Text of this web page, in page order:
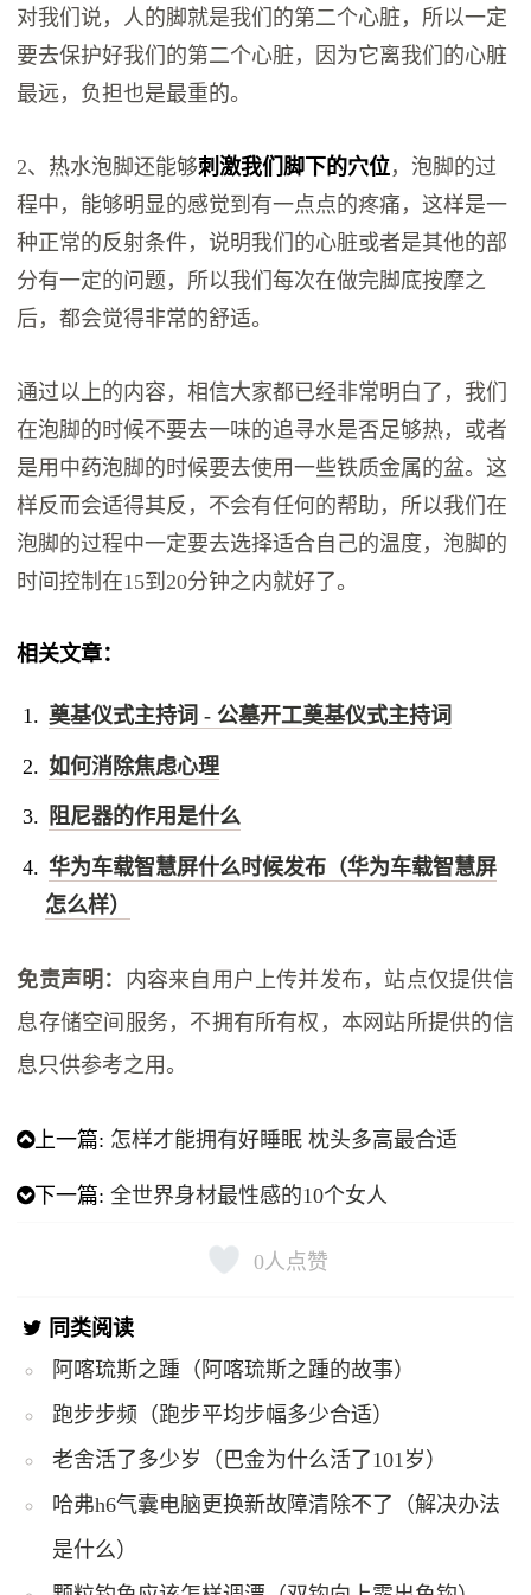
对我们说，人的脚就是我们的第二个心脏，所以一定
要去保护好我们的第二个心脏，因为它离我们的心脏
最远，负担也是最重的。
2、热水泡脚还能够刺激我们脚下的穴位，泡脚的过
程中，能够明显的感觉到有一点点的疼痛，这样是一
种正常的反射条件，说明我们的心脏或者是其他的部
分有一定的问题，所以我们每次在做完脚底按摩之
后，都会觉得非常的舒适。
通过以上的内容，相信大家都已经非常明白了，我们
在泡脚的时候不要去一味的追寻水是否足够热，或者
是用中药泡脚的时候要去使用一些铁质金属的盆。这
样反而会适得其反，不会有任何的帮助，所以我们在
泡脚的过程中一定要去选择适合自己的温度，泡脚的
时间控制在15到20分钟之内就好了。
相关文章：
奠基仪式主持词 - 公墓开工奠基仪式主持词
如何消除焦虑心理
阻尼器的作用是什么
华为车载智慧屏什么时候发布（华为车载智慧屏
怎么样）
免责声明： 内容来自用户上传并发布，站点仅提供信
息存储空间服务，不拥有所有权，本网站所提供的信
息只供参考之用。
上一篇: 怎样才能拥有好睡眠 枕头多高最合适
下一篇:全世界身材最性感的10个女人
0人点赞
同类阅读
阿喀琉斯之踵（阿喀琉斯之踵的故事）
跑步步频（跑步平均步幅多少合适）
老舍活了多少岁（巴金为什么活了101岁）
哈弗h6气囊电脑更换新故障清除不了（解决办法
是什么）